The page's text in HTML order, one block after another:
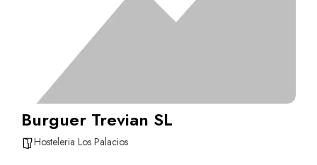
Burguer Trevian SL
Hosteleria Los Palacios